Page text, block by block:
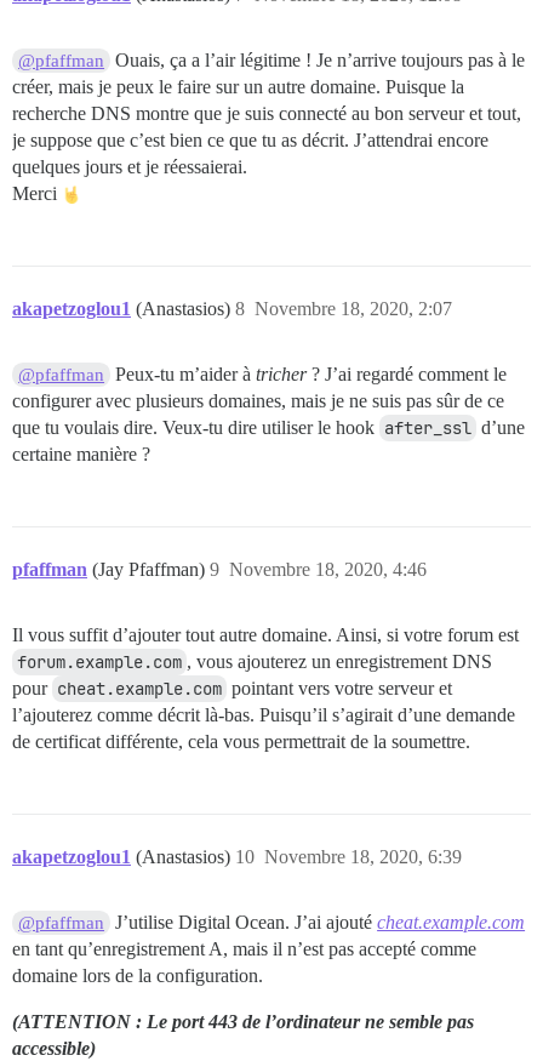
@pfaffman
Ouais, ça a l’air légitime ! Je n’arrive toujours pas à le
créer, mais je peux le faire sur un autre domaine. Puisque la
recherche DNS montre que je suis connecté au bon serveur et tout,
je suppose que c’est bien ce que tu as décrit. J’attendrai encore
quelques jours et je réessaierai.
Merci
akapetzoglou1 (Anastasios) Novembre 18, 2020, 2:07
8
@pfaffman Peux-tu m’aider àtricher? J’ai regardé comment le
configurer avec plusieurs domaines, mais je ne suis pas sûr de ce
que tu voulais dire. Veux-tu dire utiliser le hook after_ssl d’une
certaine manière ?
pfaffman (Jay Pfaffman) Novembre 18, 2020, 4:46
9
Il vous suffit d’ajouter tout autre domaine. Ainsi, si votre forum est
forum.example.com , vous ajouterez un enregistrement DNS
pour cheat.example.com pointant vers votre serveur et
l’ajouterez comme décrit là-bas. Puisqu’il s’agirait d’une demande
de certificat différente, cela vous permettrait de la soumettre.
akapetzoglou1 (Anastasios) Novembre 18, 2020, 6:39
10
@pfaffman J’utilise Digital Ocean. J’ai ajoutécheat.example.com
en tant qu’enregistrement A, mais il n’est pas accepté comme
domaine lors de la configuration.
(ATTENTION : Le port 443 de l’ordinateur ne semble pas
accessible)